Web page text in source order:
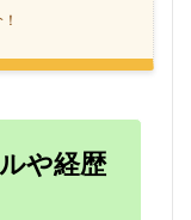
や経歴